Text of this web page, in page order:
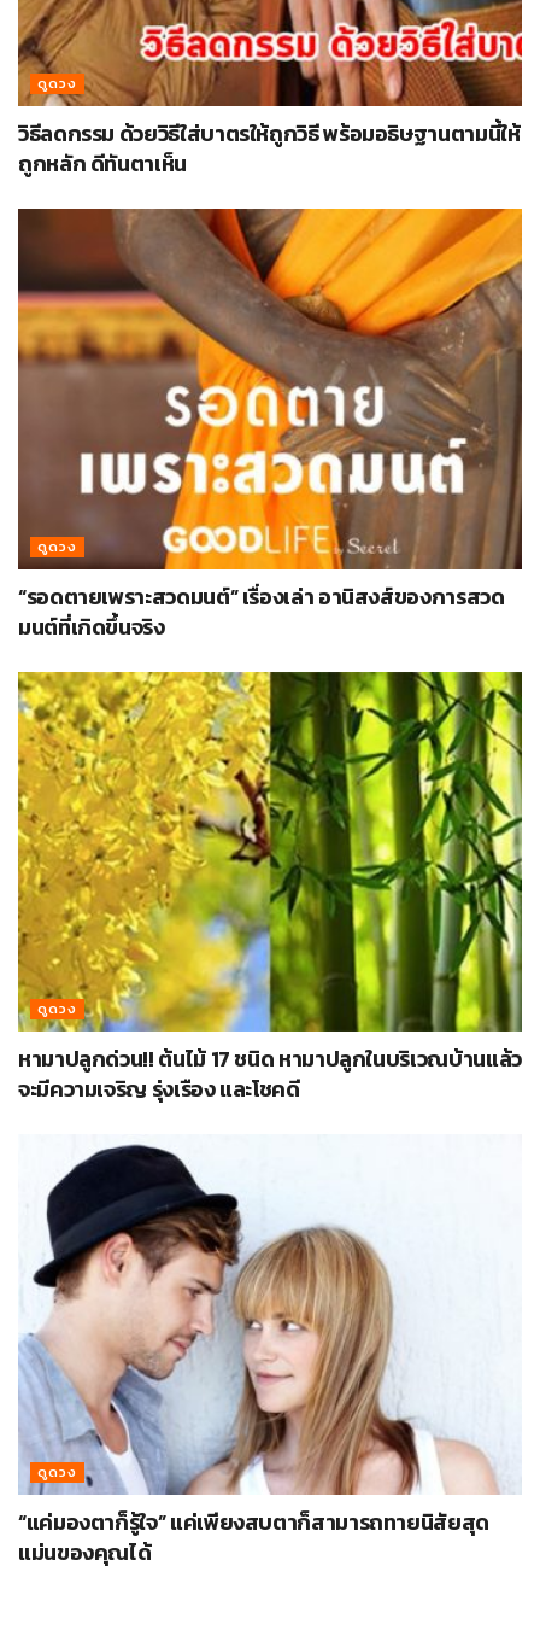
ดูดวง
วิธีลดกรรม ด้วยวิธีใส่บาตรให้ถูกวิธี พร้อมอธิษฐานตามนี้ให้
ถูกหลัก ดีทันตาเห็น
ดูดวง
“รอดตายเพราะสวดมนต์” เรื่องเล่า อานิสงส์ของการสวด
มนต์ที่เกิดขึ้นจริง
ดูดวง
หามาปลูกด่วน!! ต้นไม้ 17 ชนิด หามาปลูกในบริเวณบ้านแล้ว
จะมีความเจริญ รุ่งเรือง และโชคดี
ดูดวง
“แค่มองตาก็รู้ใจ” แค่เพียงสบตาก็สามารถทายนิสัยสุด
แม่นของคุณได้